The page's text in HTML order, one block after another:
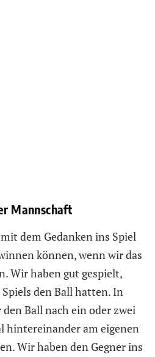
Mannschaft
dem Gedanken ins Spiel
können, wenn wir das
Wir haben gut gespielt,
den Ball hatten. In
Ball nach ein oder zwei
hintereinander am eigenen
Wir haben den Gegner ins